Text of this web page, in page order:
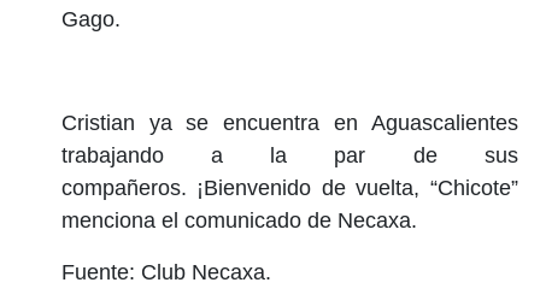
Gago.
Cristian ya se encuentra en Aguascalientes
trabajando a la par de sus
compañeros. ¡Bienvenido de vuelta, “Chicote”
menciona el comunicado de Necaxa.
Fuente: Club Necaxa.